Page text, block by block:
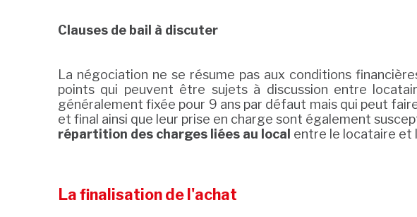
Clauses de bail à discuter
La négociation ne se résume pas aux conditions
points qui peuvent être sujets à discussion entre
généralement fixée pour 9 ans par défaut mais qui peut
et final ainsi que leur prise en charge sont également
répartition des charges liées au local entre le locataire et
La finalisation de l'achat